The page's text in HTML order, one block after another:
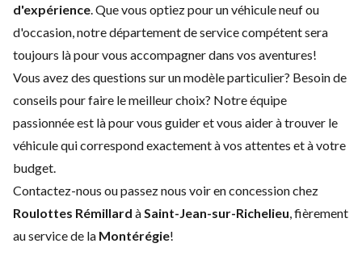
d'expérience . Que vous optiez pour unvéhicule neufou
d'occasion , notredépartement de servicecompétent sera
toujours là pour vous accompagner dans vos aventures!
Vous avez des questions sur un modèle particulier? Besoin de
conseils pour faire le meilleur choix? Notre équipe
passionnée est là pour vous guider et vous aider à trouver le
véhicule qui correspond exactement à vos attentes et à votre
budget.
Contactez-nous ou passez nous voir en concession chez
Roulottes Rémillard à Saint-Jean-sur-Richelieu , fièrement
au service de la Montérégie!